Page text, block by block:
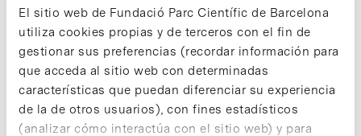
El sitio web de Fundació Parc Científic de Barcelona
utiliza cookies propias y de terceros con el fin de
gestionar sus preferencias (recordar información para
que acceda al sitio web con determinadas
características que puedan diferenciar su experiencia
de la de otros usuarios), con fines estadísticos
(analizar cómo interactúa con el sitio web) y para
11 junio 2024 @ 13:00 -17:00